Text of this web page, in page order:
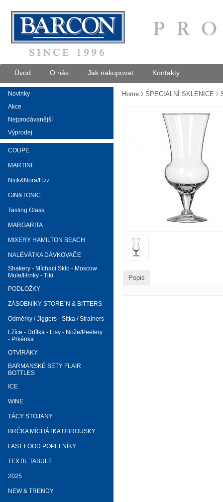
Úvod O nás Jak nakupovat Kontakty
Novinky
Akce
Nejprodávanější
Výprodej
COUPE
MARTINI
Nick&Nora/Fizz
GIN&TONIC
Tasting Glass
MARGARITA
MIXERY HAMILTON BEACH
NALÉVÁTKA DÁVKOVAČE
Shakery - Míchací Sklo - Moscow
Mule/Hrnky - Tiki
PODLOŽKY
ZÁSOBNÍKY STORE´N & BITTERS
Odměrky / Jiggers - Sítka / Strainers
Lžíce - Drtítka - Lisy - Nože/Peelery
- Prkénka
OTVÍRÁKY
BARMANSKÉ SETY FLAIR
BOTTLES
ICE
WINE
TÁCY STOJANY
BRČKA MÍCHÁTKA UBROUSKY
FAST FOOD POPELNÍKY
TEXTIL TABULE
2025
NEW & TRENDY
Home SPECIALNÍ SKLENICE
Popis